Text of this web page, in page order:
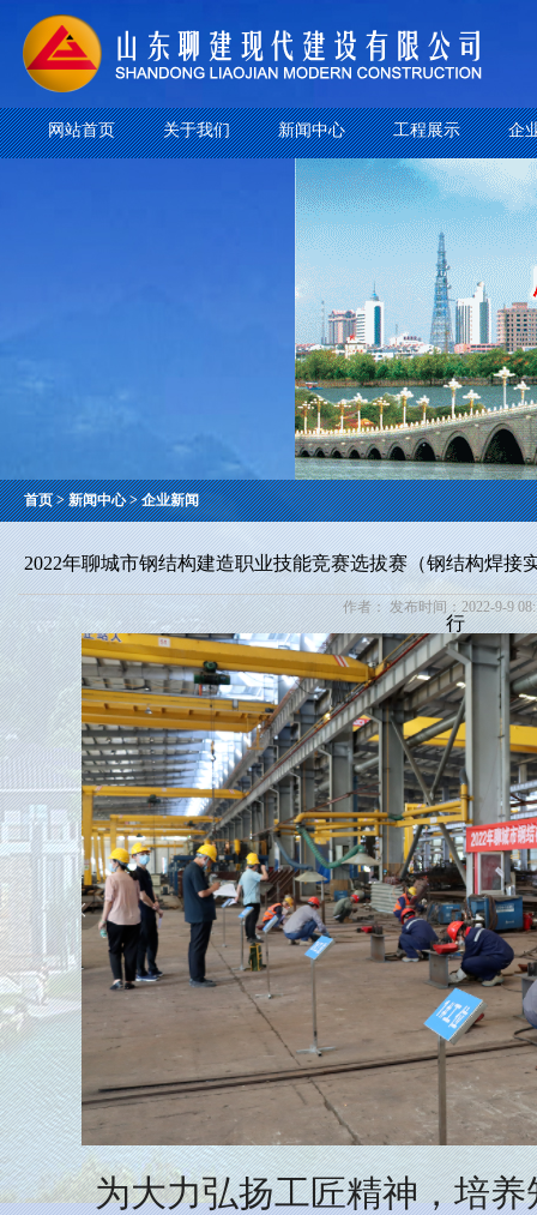
网站首页 关于我们 新闻中心 工程展示 企
首页 > 新闻中心 > 企业新闻
2022年聊城市钢结构建造职业技能竞赛选拔赛（钢结构焊接
行
作者： 发布时间：2022-9-9
为大力弘扬工匠精神，培养